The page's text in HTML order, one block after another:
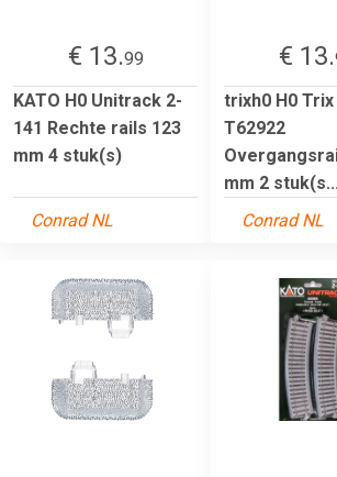
€ 13.99
KATO H0 Unitrack 2-
141 Rechte rails 123
mm 4 stuk(s)
Conrad NL
€ 13.
trixh0 H0
T62922
mm 2 stuk(s...
Conrad NL